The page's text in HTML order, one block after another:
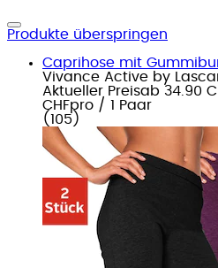
Produkte überspringen
Caprihose mit
Vivance Active by
Aktueller Preisab 34.90
CHFpro / 1 Paar
( 105 )